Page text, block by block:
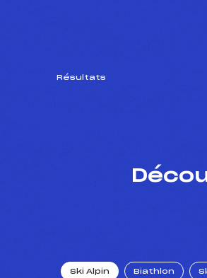
Résultats
Ski Alpin Biathlon